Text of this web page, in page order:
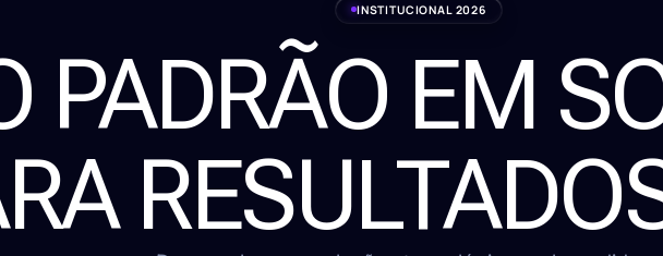
INSTITUCIONAL 2026
PADRÃO EM